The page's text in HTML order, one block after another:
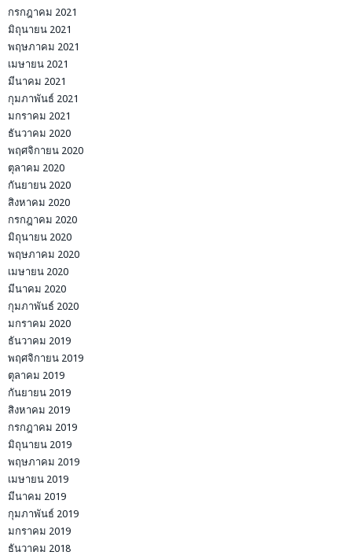
กรกฎาคม 2021
มิถุนายน 2021
พฤษภาคม 2021
เมษายน 2021
มีนาคม 2021
กุมภาพันธ์ 2021
มกราคม 2021
ธันวาคม 2020
พฤศจิกายน 2020
ตุลาคม 2020
กันยายน 2020
สิงหาคม 2020
กรกฎาคม 2020
มิถุนายน 2020
พฤษภาคม 2020
เมษายน 2020
มีนาคม 2020
กุมภาพันธ์ 2020
มกราคม 2020
ธันวาคม 2019
พฤศจิกายน 2019
ตุลาคม 2019
กันยายน 2019
สิงหาคม 2019
กรกฎาคม 2019
มิถุนายน 2019
พฤษภาคม 2019
เมษายน 2019
มีนาคม 2019
กุมภาพันธ์ 2019
มกราคม 2019
ธันวาคม 2018